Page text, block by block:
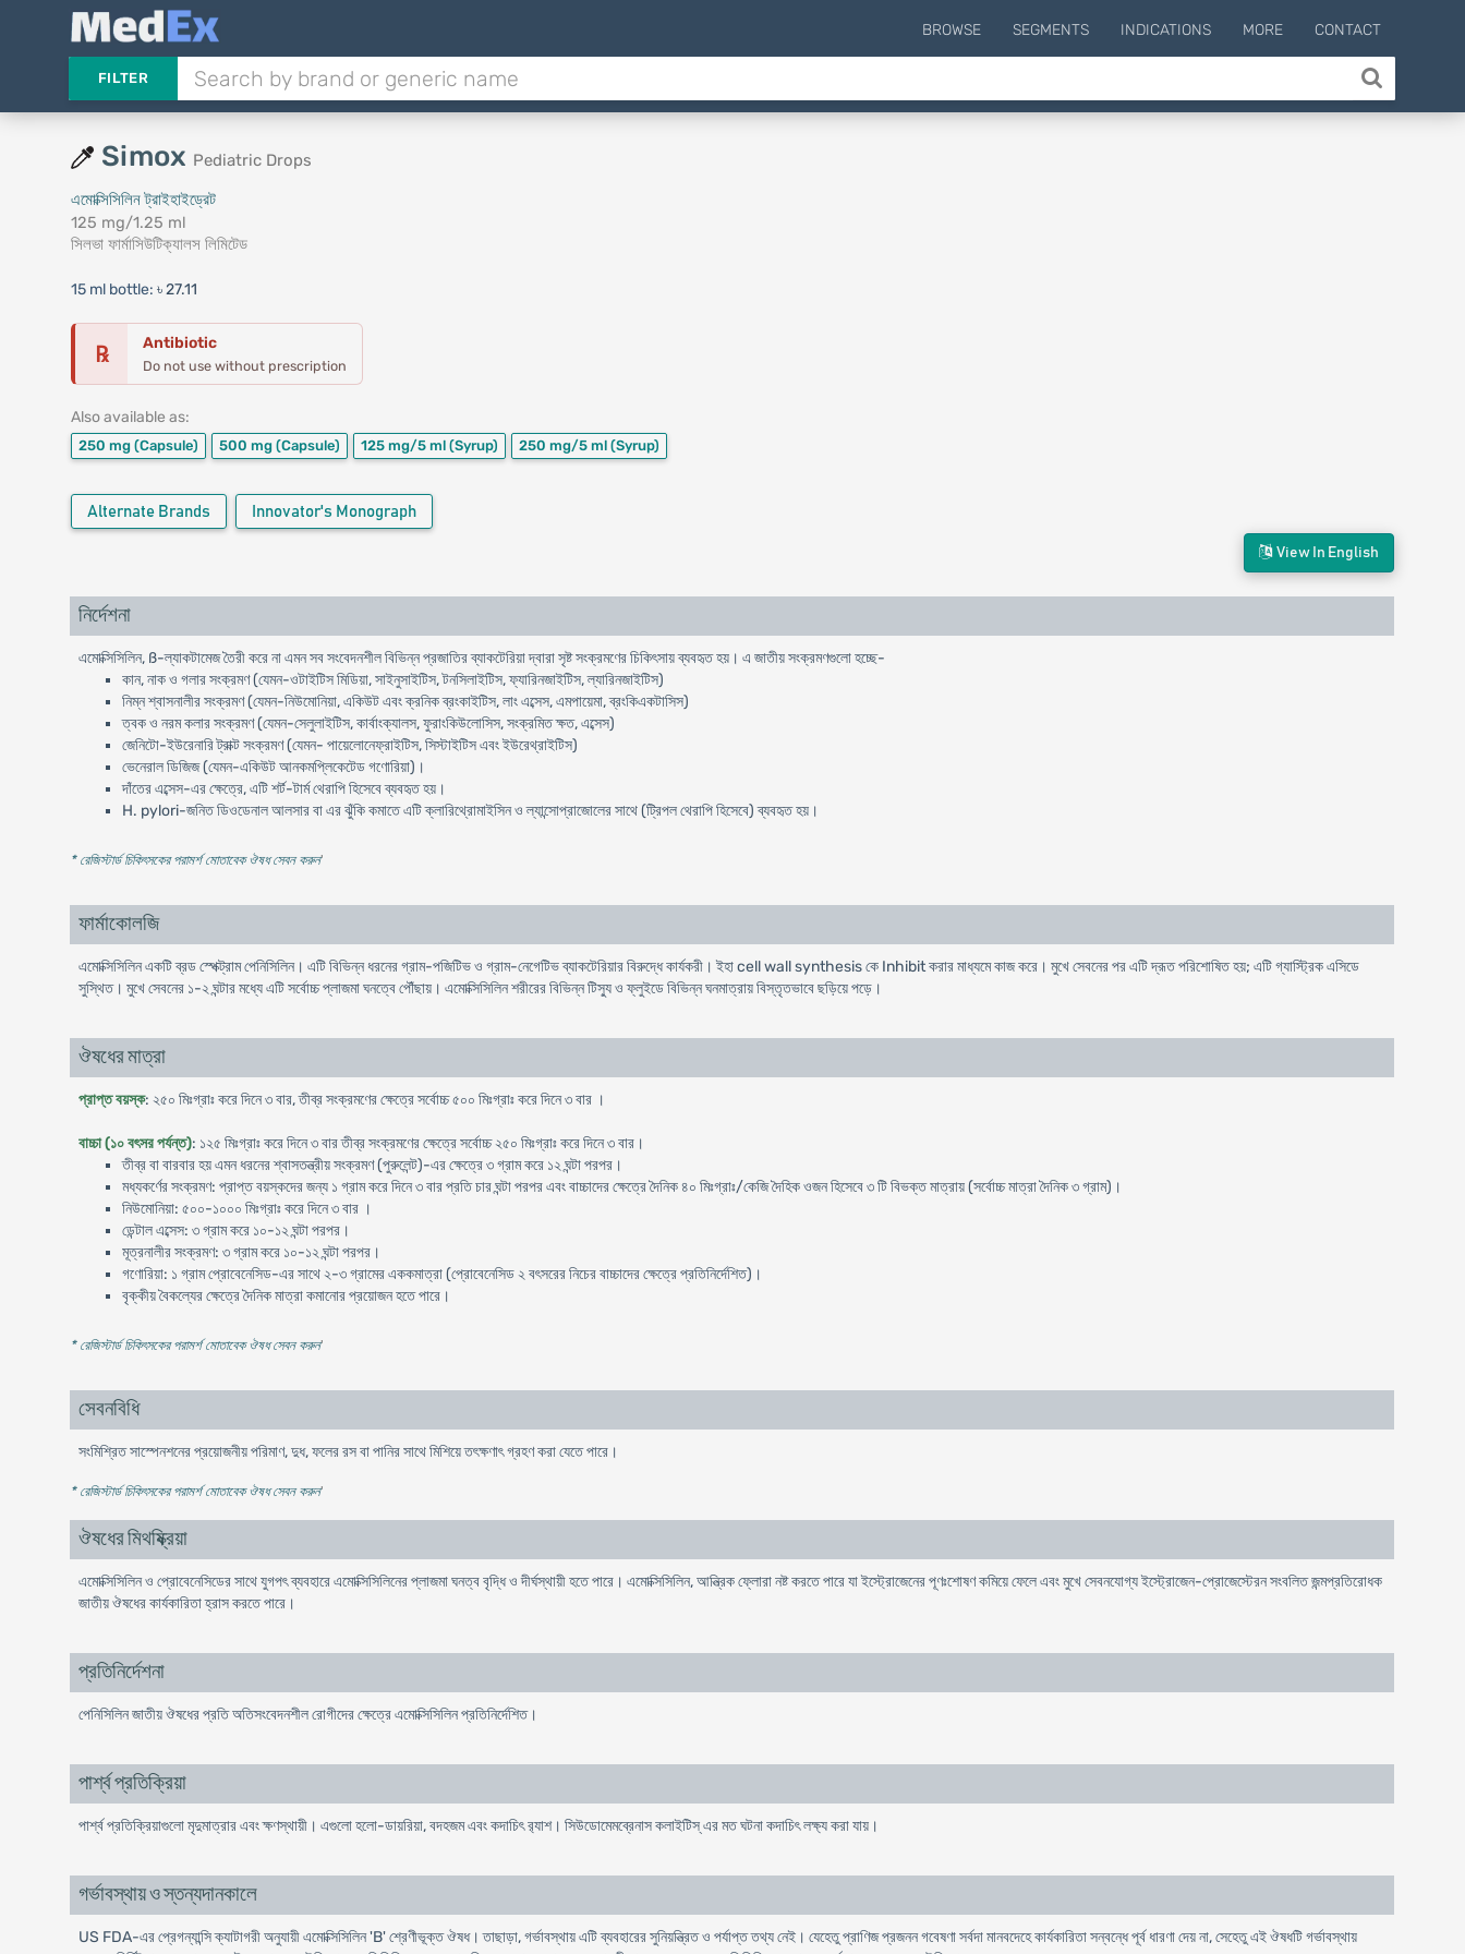
BROWSE SEGMENTS INDICATIONS MORE CONTACT
FILTER
Simox Pediatric Drops
এমোক্সিসিলিন ট্রাইহাইড্রেট
125 mg/1.25 ml
সিলভা ফার্মাসিউটিক্যালস লিমিটেড
15 ml bottle: ৳ 27.11
℞ Antibiotic
Do not use without prescription
Also available as:
250 mg (Capsule) 500 mg (Capsule) 125 mg/5 ml (Syrup) 250 mg/5 ml (Syrup)
Alternate Brands Innovator's Monograph
View In English
নির্দেশনা
এমোক্সিসিলিন, ß-ল্যাকটামেজ তৈরী করে না এমন সব সংবেদনশীল বিভিন্ন প্রজাতির ব্যাকটেরিয়া দ্বারা সৃষ্ট সংক্রমণের চিকিৎসায় ব্যবহৃত হয়। এ জাতীয় সংক্রমণগুলো হচ্ছে-
কান, নাক ও গলার সংক্রমণ (যেমন-ওটাইটিস মিডিয়া, সাইনুসাইটিস, টনসিলাইটিস, ফ্যারিনজাইটিস, ল্যারিনজাইটিস)
নিম্ন শ্বাসনালীর সংক্রমণ (যেমন-নিউমোনিয়া, একিউট এবং ক্রনিক ব্রংকাইটিস, লাং এব্সেস, এমপায়েমা, ব্রংকিএকটাসিস)
ত্বক ও নরম কলার সংক্রমণ (যেমন-সেলুলাইটিস, কার্বাংক্যালস, ফুরাংকিউলোসিস, সংক্রমিত ক্ষত, এব্সেস)
জেনিটো-ইউরেনারি ট্রাক্ট সংক্রমণ (যেমন- পায়েলোনেফ্রাইটিস, সিস্টাইটিস এবং ইউরেথ্রাইটিস)
ভেনেরাল ডিজিজ (যেমন-একিউট আনকমপ্লিকেটেড গণোরিয়া)।
দাঁতের এব্সেস-এর ক্ষেত্রে, এটি শর্ট-টার্ম থেরাপি হিসেবে ব্যবহৃত হয়।
H. pylori-জনিত ডিওডেনাল আলসার বা এর ঝুঁকি কমাতে এটি ক্লারিথ্রোমাইসিন ও ল্যান্সোপ্রাজোলের সাথে (ট্রিপল থেরাপি হিসেবে) ব্যবহৃত হয়।
* রেজিস্টার্ড চিকিৎসকের পরামর্শ মোতাবেক ঔষধ সেবন করুন'
ফার্মাকোলজি
এমোক্সিসিলিন একটি ব্রড স্পেক্ট্রাম পেনিসিলিন। এটি বিভিন্ন ধরনের গ্রাম-পজিটিভ ও গ্রাম-নেগেটিভ ব্যাকটেরিয়ার বিরুদ্ধে কার্যকরী। ইহা cell wall synthesis কে Inhibit করার মাধ্যমে কাজ করে। মুখে সেবনের পর এটি দ্রূত পরিশোষিত হয়; এটি গ্যাস্ট্রিক এসিডে
সুস্থিত। মুখে সেবনের ১-২ ঘন্টার মধ্যে এটি সর্বোচ্চ প্লাজমা ঘনত্বে পৌঁছায়। এমোক্সিসিলিন শরীরের বিভিন্ন টিস্যু ও ফ্লুইডে বিভিন্ন ঘনমাত্রায় বিস্তৃতভাবে ছড়িয়ে পড়ে।
ঔষধের মাত্রা
প্রাপ্ত বয়স্ক: ২৫০ মিঃগ্রাঃ করে দিনে ৩ বার, তীব্র সংক্রমণের ক্ষেত্রে সর্বোচ্চ ৫০০ মিঃগ্রাঃ করে দিনে ৩ বার ।
বাচ্চা (১০ বৎসর পর্যন্ত): ১২৫ মিঃগ্রাঃ করে দিনে ৩ বার তীব্র সংক্রমণের ক্ষেত্রে সর্বোচ্চ ২৫০ মিঃগ্রাঃ করে দিনে ৩ বার।
তীব্র বা বারবার হয় এমন ধরনের শ্বাসতন্ত্রীয় সংক্রমণ (পুরুলেন্ট)-এর ক্ষেত্রে ৩ গ্রাম করে ১২ ঘন্টা পরপর।
মধ্যকর্ণের সংক্রমণ: প্রাপ্ত বয়স্কদের জন্য ১ গ্রাম করে দিনে ৩ বার প্রতি চার ঘন্টা পরপর এবং বাচ্চাদের ক্ষেত্রে দৈনিক ৪০ মিঃগ্রাঃ/কেজি দৈহিক ওজন হিসেবে ৩ টি বিভক্ত মাত্রায় (সর্বোচ্চ মাত্রা দৈনিক ৩ গ্রাম)।
নিউমোনিয়া: ৫০০-১০০০ মিঃগ্রাঃ করে দিনে ৩ বার ।
ডেন্টাল এব্সেস: ৩ গ্রাম করে ১০-১২ ঘন্টা পরপর।
মূত্রনালীর সংক্রমণ: ৩ গ্রাম করে ১০-১২ ঘন্টা পরপর।
গণোরিয়া: ১ গ্রাম প্রোবেনেসিড-এর সাথে ২-৩ গ্রামের এককমাত্রা (প্রোবেনেসিড ২ বৎসরের নিচের বাচ্চাদের ক্ষেত্রে প্রতিনির্দেশিত)।
বৃক্কীয় বৈকল্যের ক্ষেত্রে দৈনিক মাত্রা কমানোর প্রয়োজন হতে পারে।
* রেজিস্টার্ড চিকিৎসকের পরামর্শ মোতাবেক ঔষধ সেবন করুন'
সেবনবিধি
সংমিশ্রিত সাস্পেনশনের প্রয়োজনীয় পরিমাণ, দুধ, ফলের রস বা পানির সাথে মিশিয়ে তৎক্ষণাৎ গ্রহণ করা যেতে পারে।
* রেজিস্টার্ড চিকিৎসকের পরামর্শ মোতাবেক ঔষধ সেবন করুন'
ঔষধের মিথষ্ক্রিয়া
এমোক্সিসিলিন ও প্রোবেনেসিডের সাথে যুগপৎ ব্যবহারে এমোক্সিসিলিনের প্লাজমা ঘনত্ব বৃদ্ধি ও দীর্ঘস্থায়ী হতে পারে। এমোক্সিসিলিন, আন্ত্রিক ফ্লোরা নষ্ট করতে পারে যা ইস্ট্রোজেনের পূণঃশোষণ কমিয়ে ফেলে এবং মুখে সেবনযোগ্য ইস্ট্রোজেন-প্রোজেস্টেরন সংবলিত জন্মপ্রতিরোধক
জাতীয় ঔষধের কার্যকারিতা হ্রাস করতে পারে।
প্রতিনির্দেশনা
পেনিসিলিন জাতীয় ঔষধের প্রতি অতিসংবেদনশীল রোগীদের ক্ষেত্রে এমোক্সিসিলিন প্রতিনির্দেশিত।
পার্শ্ব প্রতিক্রিয়া
পার্শ্ব প্রতিক্রিয়াগুলো মৃদুমাত্রার এবং ক্ষণস্থায়ী। এগুলো হলো-ডায়রিয়া, বদহজম এবং কদাচিৎ র‌্যাশ। সিউডোমেমব্রেনাস কলাইটিস্ এর মত ঘটনা কদাচিৎ লক্ষ্য করা যায়।
গর্ভাবস্থায় ও স্তন্যদানকালে
US FDA-এর প্রেগন্যান্সি ক্যাটাগরী অনুযায়ী এমোক্সিসিলিন 'B' শ্রেণীভূক্ত ঔষধ। তাছাড়া, গর্ভাবস্থায় এটি ব্যবহারের সুনিয়ন্ত্রিত ও পর্যাপ্ত তথ্য নেই। যেহেতু প্রাণিজ প্রজনন গবেষণা সর্বদা মানবদেহে কার্যকারিতা সন্বন্ধে পূর্ব ধারণা দেয় না, সেহেতু এই ঔষধটি গর্ভাবস্থায়